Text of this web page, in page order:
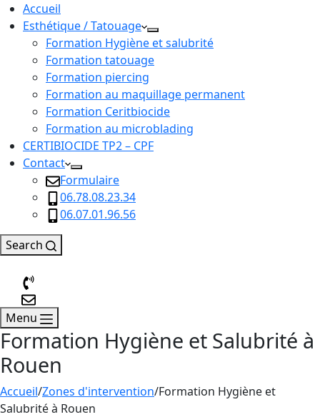
Accueil
Esthétique / Tatouage
Formation Hygiène et salubrité
Formation tatouage
Formation piercing
Formation au maquillage permanent
Formation Ceritbiocide
Formation au microblading
CERTIBIOCIDE TP2 – CPF
Contact
Formulaire
06.78.08.23.34
06.07.01.96.56
Search
Menu
Formation Hygiène et Salubrité à
Rouen
Accueil/Zones d'intervention/Formation Hygiène et
Salubrité à Rouen